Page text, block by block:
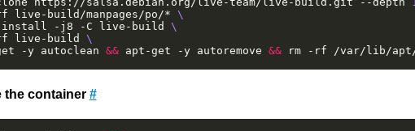
live-build/manpages/po/*
install -j8 -C live-build
live-build
-y autoclean && apt-get -y autoremove && rm -rf /var/lib/
the container #